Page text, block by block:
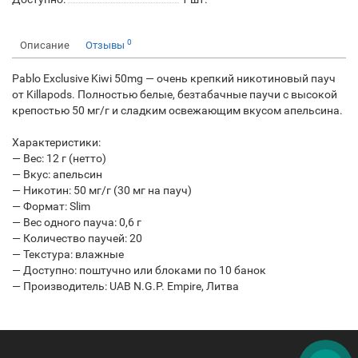
Описание Отзывы 0
Pablo Exclusive Kiwi 50mg — очень крепкий никотиновый пауч
от Killapods. Полностью белые, безтабачные паучи с высокой
крепостью 50 мг/г и сладким освежающим вкусом апельсина.
Характеристики:
— Вес: 12 г (нетто)
— Вкус: апельсин
— Никотин: 50 мг/г (30 мг на пауч)
— Формат: Slim
— Вес одного пауча: 0,6 г
— Количество паучей: 20
— Текстура: влажные
— Доступно: поштучно или блоками по 10 банок
— Производитель: UAB N.G.P. Empire, Литва